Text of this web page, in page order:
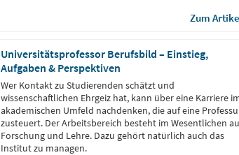
Zum
Universitätsprofessor Berufsbild – Einstieg,
Aufgaben & Perspektiven
Wer Kontakt zu Studierenden schätzt und
wissenschaftlichen Ehrgeiz hat, kann über eine Karriere
akademischen Umfeld nachdenken, die auf eine
zusteuert. Der Arbeitsbereich besteht im Wesentlichen
Forschung und Lehre. Dazu gehört natürlich auch das
Institut zu managen.